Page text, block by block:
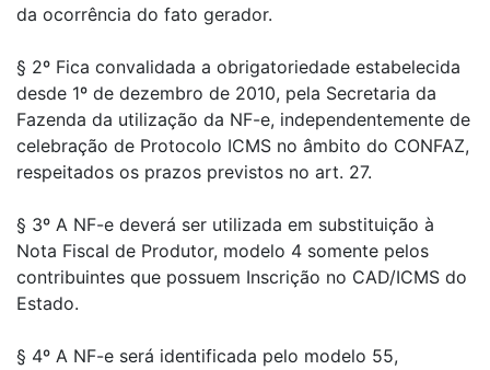
da ocorrência do fato gerador.
§ 2º Fica convalidada a obrigatoriedade estabelecida
desde 1º de dezembro de 2010, pela Secretaria da
Fazenda da utilização da NF-e, independentemente de
celebração de Protocolo ICMS no âmbito do CONFAZ,
respeitados os prazos previstos no art. 27.
§ 3º A NF-e deverá ser utilizada em substituição à
Nota Fiscal de Produtor, modelo 4 somente pelos
contribuintes que possuem Inscrição no CAD/ICMS do
Estado.
§ 4º A NF-e será identificada pelo modelo 55,